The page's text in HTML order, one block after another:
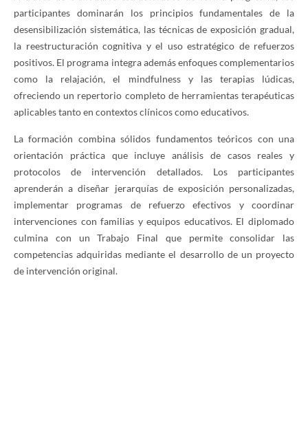
participantes dominarán los principios fundamentales de la
desensibilización sistemática, las técnicas de exposición gradual,
la reestructuración cognitiva y el uso estratégico de refuerzos
positivos. El programa integra además enfoques complementarios
como la relajación, el mindfulness y las terapias lúdicas,
ofreciendo un repertorio completo de herramientas terapéuticas
aplicables tanto en contextos clínicos como educativos.
La formación combina sólidos fundamentos teóricos con una
orientación práctica que incluye análisis de casos reales y
protocolos de intervención detallados. Los participantes
aprenderán a diseñar jerarquías de exposición personalizadas,
implementar programas de refuerzo efectivos y coordinar
intervenciones con familias y equipos educativos. El diplomado
culmina con un Trabajo Final que permite consolidar las
competencias adquiridas mediante el desarrollo de un proyecto
de intervención original.